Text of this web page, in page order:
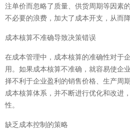
注单价而忽略了质量、供货周期等因素
不必要的浪费，加大了成本开支，从而
成本核算不准确导致决策错误
在成本管理中，成本核算的准确性对于
用。如果成本核算不准确，就容易使企
择不利于企业盈利的销售价格、生产周
成本核算体系，并不断进行优化和改进
性。
缺乏成本控制的策略